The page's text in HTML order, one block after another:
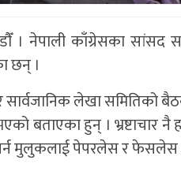
। नेपाली काँग्रेसका सांसद
छन् ।
सार्वजानिक लेखा समितिको
बताएका हुन् । भ्रष्टाचार
मुलुकलाई पेपरलेस र फेसलेस